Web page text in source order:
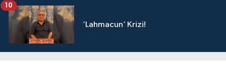
‘Lahmacun’ Krizi!
10